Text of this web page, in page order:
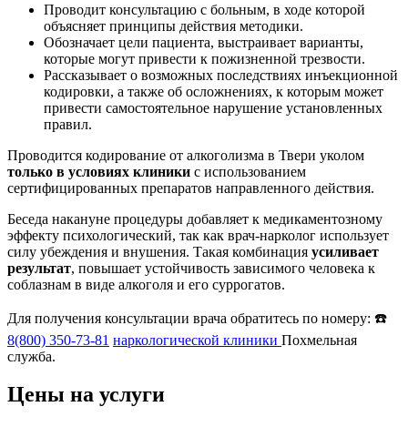
Проводит консультацию с больным, в ходе которой
объясняет принципы действия методики.
Обозначает цели пациента, выстраивает варианты,
которые могут привести к пожизненной трезвости.
Рассказывает о возможных последствиях инъекционной
кодировки, а также об осложнениях, к которым может
привести самостоятельное нарушение установленных
правил.
Проводится кодирование от алкоголизма в Твери уколом
только в условиях клиники с использованием
сертифицированных препаратов направленного действия.
Беседа накануне процедуры добавляет к медикаментозному
эффекту психологический, так как врач-нарколог использует
силу убеждения и внушения. Такая комбинация усиливает
результат, повышает устойчивость зависимого человека к
соблазнам в виде алкоголя и его суррогатов.
Для получения консультации врача обратитесь по номеру: ☎️
8(800) 350-73-81 наркологической клиники Похмельная
служба.
Цены на услуги